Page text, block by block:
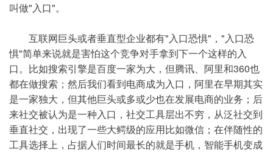
叫做"入口"。
互联网巨头或者垂直型企业都有"入口恐惧"，"入口恐
惧"简单来说就是害怕这个竞争对手拿到下一个这样的入
口。比如搜索引擎是百度一家为大，但腾讯、阿里和360也
都在做搜索；然后我们看到电商成为入口，阿里在早期其实
是一家独大，但其他巨头或多或少也在发展电商的业务；后
来社交被认为是一种入口，社交工具层出不穷，从泛社交到
垂直社交，出现了一些大鳄级的应用比如微信；在伴随性的
工具选择上，占据人们时间最长的就是手机，智能手机变成